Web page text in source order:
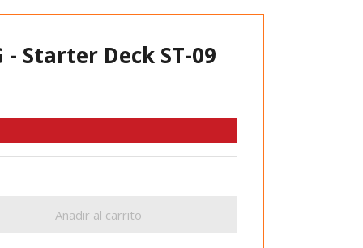
- Starter Deck ST-09
Añadir al carrito